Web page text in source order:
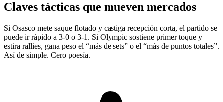
Claves tácticas que mueven mercados
Si Osasco mete saque flotado y castiga recepción corta, el partido se
puede ir rápido a 3-0 o 3-1. Si Olympic sostiene primer toque y
estira rallies, gana peso el “más de sets” o el “más de puntos totales”.
Así de simple. Cero poesía.